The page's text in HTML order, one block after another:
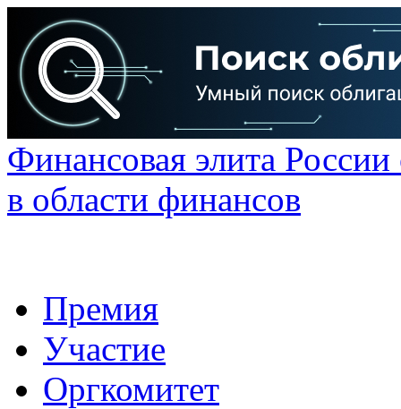
Финансовая элита
в области финансов
Премия
Участие
Оргкомитет